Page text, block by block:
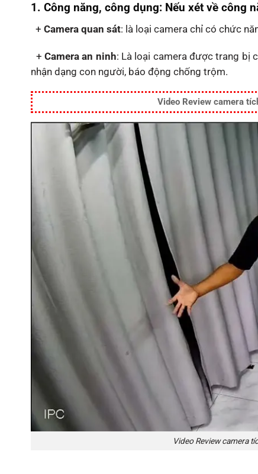
1. Công năng, công dụng: Nếu xét về công
+ Camera quan sát: là loại camera chỉ có chức
+Camera an ninh: Là loại camera được trang bị
nhận dạng con người, báo động chống trộm.
Video Review camera
Video Review camera